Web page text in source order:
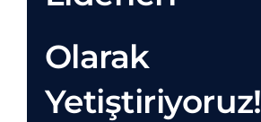
Olarak
Yetiştiriyoruz!